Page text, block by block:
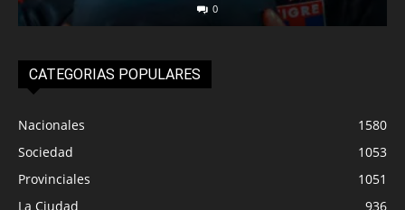
0
CATEGORIAS POPULARES
Nacionales
1580
Sociedad
1053
Provinciales
1051
La Ciudad
936